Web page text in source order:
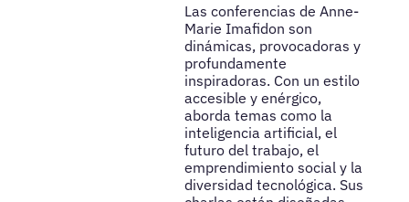
Las conferencias de Anne-
Marie Imafidon son
dinámicas, provocadoras y
profundamente
inspiradoras. Con un estilo
accesible y enérgico,
aborda temas como la
inteligencia artificial, el
futuro del trabajo, el
emprendimiento social y la
diversidad tecnológica. Sus